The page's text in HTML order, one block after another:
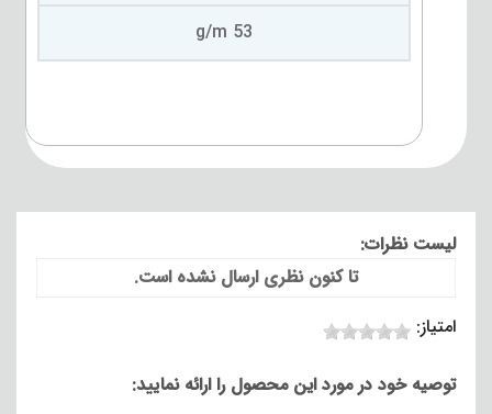
53 g/m
لیست نظرات:
تا کنون نظری ارسال نشده است.
امتیاز:
توصیه خود در مورد این محصول را ارائه نمایید: